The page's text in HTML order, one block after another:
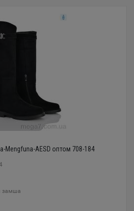
Mengfuna-AESD оптом 708-184
замша